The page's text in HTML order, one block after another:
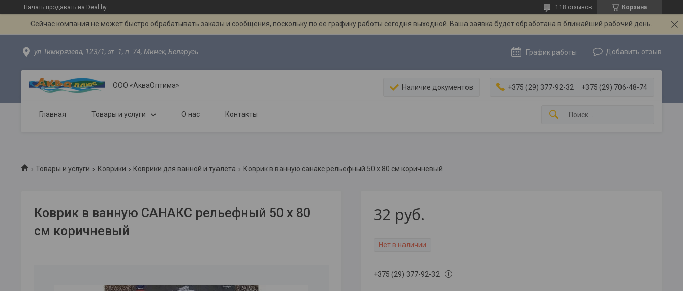
Начать продавать на Deal.by Корзина
118 отзывов
Сейчас компания не может быстро обрабатывать заказы и сообщения, поскольку по ее графику работы сегодня выходной. Ваша заявка будет обработана в ближайший рабочий день.
ул.Тимирязева, 123/1, эт. 1, п. 74, Минск, Беларусь График работы Добавить отзыв
ООО «АкваОптима» Наличие документов +375 (29) 377-92-32 +375 (29) 706-48-74
Главная Товары и услуги О нас Контакты
Товары и услуги Коврики Коврики для ванной и туалета Коврик в ванную санакс рельефный 50 х 80 см коричневый
Коврик в ванную САНАКС рельефный 50 х 80
см коричневый
32 руб.
Нет в наличии
+375 (29) 377-92-32